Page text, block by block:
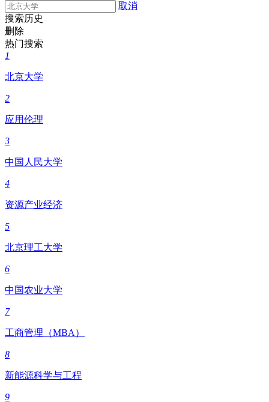
取消
搜索历史
删除
热门搜索
1
北京大学
2
应用伦理
3
中国人民大学
4
资源产业经济
5
北京理工大学
6
中国农业大学
7
工商管理（MBA）
8
新能源科学与工程
9